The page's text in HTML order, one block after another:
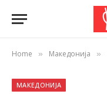
Home » Македонија »
МАКЕДОНИЈА